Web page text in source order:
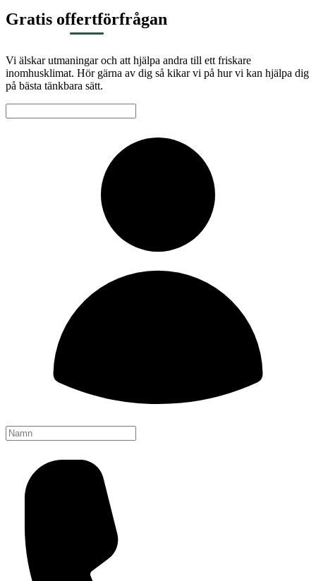
Gratis offertförfrågan
Vi älskar utmaningar och att hjälpa andra till ett friskare
inomhusklimat. Hör gärna av dig så kikar vi på hur vi kan hjälpa dig
på bästa tänkbara sätt.